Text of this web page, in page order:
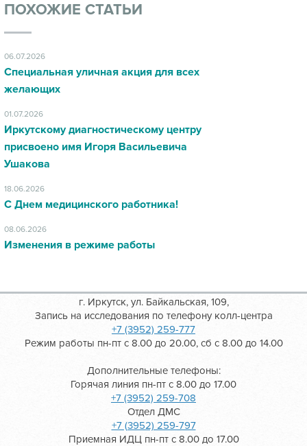
ПОХОЖИЕ СТАТЬИ
06.07.2026
Специальная уличная акция для всех
желающих
01.07.2026
Иркутскому диагностическому центру
присвоено имя Игоря Васильевича
Ушакова
18.06.2026
С Днем медицинского работника!
08.06.2026
Изменения в режиме работы
г. Иркутск, ул. Байкальская, 109,
Запись на исследования по телефону колл-центра
+7 (3952) 259-777
Режим работы пн-пт с 8.00 до 20.00, сб с 8.00 до 14.00
Дополнительные телефоны:
Горячая линия пн-пт с 8.00 до 17.00
+7 (3952) 259-708
Отдел ДМС
+7 (3952) 259-797
Приемная ИДЦ пн-пт с 8.00 до 17.00